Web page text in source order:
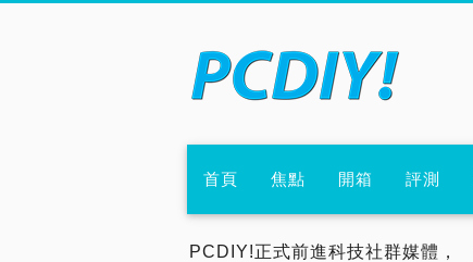
首頁 焦點 開箱 評測
PCDIY!正式前進科技社群媒體，